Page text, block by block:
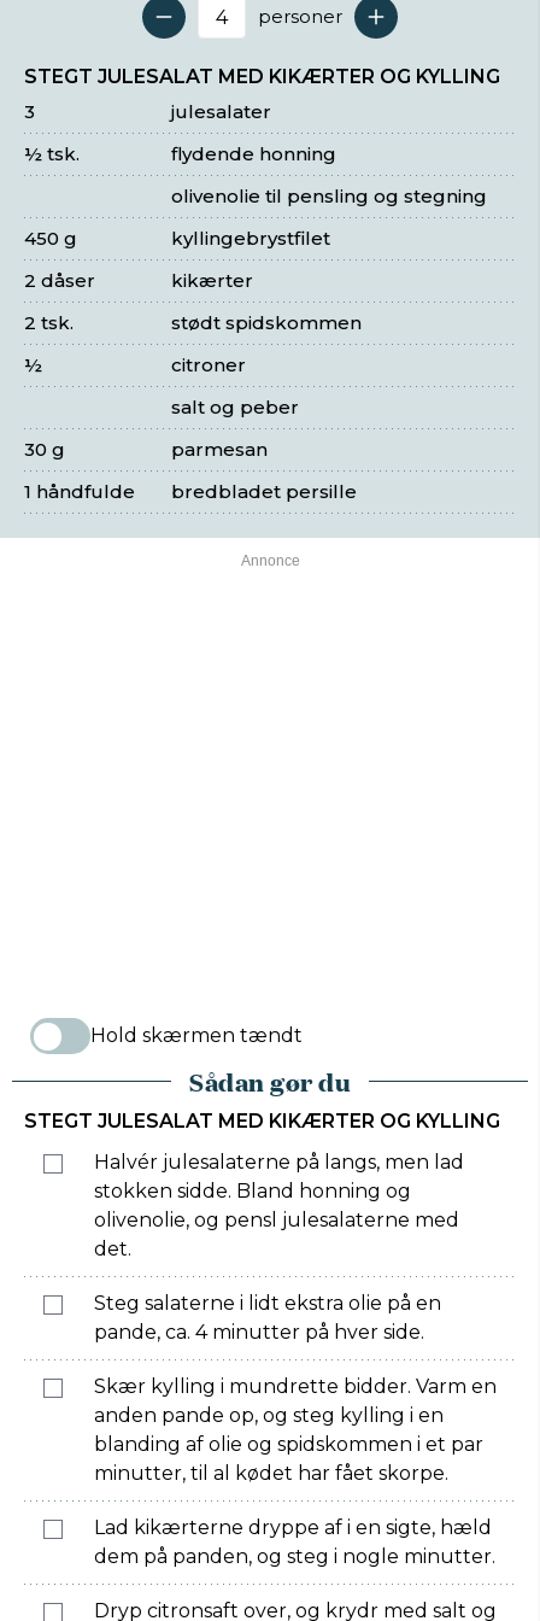
Antal serveringer
personer
STEGT JULESALAT MED KIKÆRTER OG KYLLING
julesalater
3
flydende honning
½ tsk.
olivenolie til pensling og stegning
kyllingebrystfilet
450 g
kikærter
2 dåser
stødt spidskommen
2 tsk.
citroner
½
salt og peber
parmesan
30 g
bredbladet persille
1 håndfulde
Hold skærmen tændt
Sådan gør du
STEGT JULESALAT MED KIKÆRTER OG KYLLING
Halvér julesalaterne på langs, men lad
stokken sidde. Bland honning og
olivenolie, og pensl julesalaterne med
det.
Steg salaterne i lidt ekstra olie på en
pande, ca. 4 minutter på hver side.
Skær kylling i mundrette bidder. Varm en
anden pande op, og steg kylling i en
blanding af olie og spidskommen i et par
minutter, til al kødet har fået skorpe.
Lad kikærterne dryppe af i en sigte, hæld
dem på panden, og steg i nogle minutter.
Dryp citronsaft over, og krydr med salt og